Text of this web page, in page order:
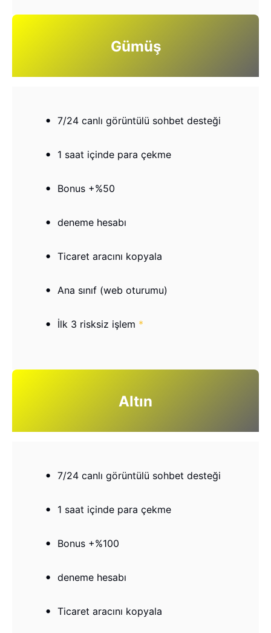
Gümüş
7/24 canlı görüntülü sohbet desteği
1 saat içinde para çekme
Bonus +%50
deneme hesabı
Ticaret aracını kopyala
Ana sınıf (web oturumu)
İlk 3 risksiz işlem *
Altın
7/24 canlı görüntülü sohbet desteği
1 saat içinde para çekme
Bonus +%100
deneme hesabı
Ticaret aracını kopyala